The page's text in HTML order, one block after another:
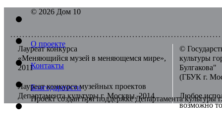
© 2026 Дом 10
О проекте
Контакты
Благодарности
Проект создан при поддержке Департамента
Лауреат конкурса
«Меняющийся музей в меняющемся мире»,
2011
Лауреат конкурса музейных проектов
Департамента культуры г. Москвы, 2014
©
культуры
Булгакова"
(ГБУК г.
Любое
возможно